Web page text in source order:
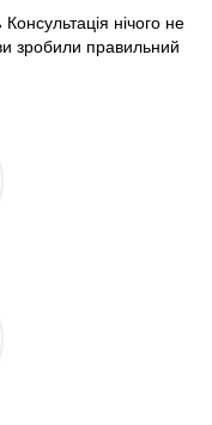
Консультація нічого не
зробили правильний